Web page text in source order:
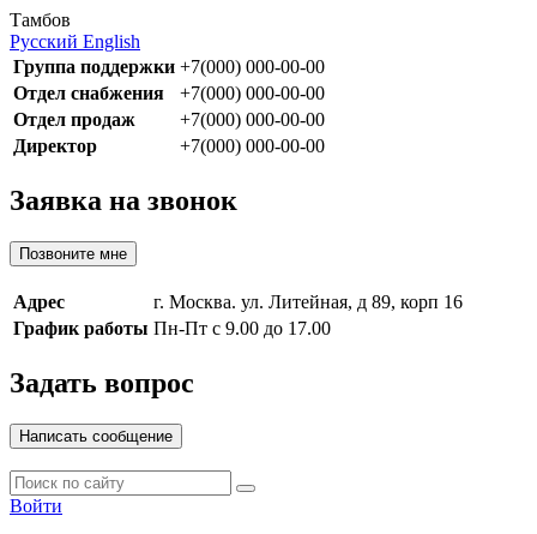
Тамбов
Русский English
Группа поддержки +7(000) 000-00-00
Отдел снабжения
+7(000) 000-00-00
Отдел продаж
+7(000) 000-00-00
Директор
+7(000) 000-00-00
Заявка на звонок
Позвоните мне
Адрес
г. Москва. ул. Литейная, д 89, корп 16
График работы Пн-Пт с 9.00 до 17.00
Задать вопрос
Написать сообщение
Войти